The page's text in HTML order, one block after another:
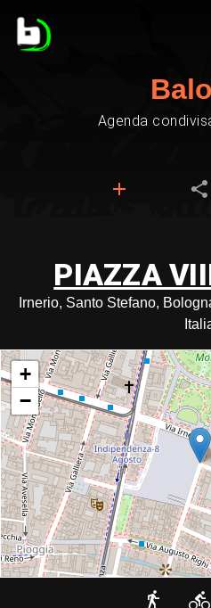
Agenda
PIAZZA
Irnerio, Santo Stefano,
+
−